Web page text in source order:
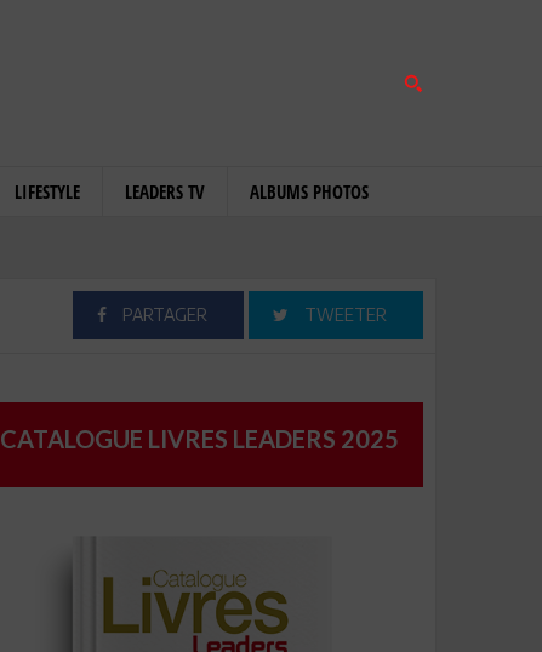
LIFESTYLE LEADERS TV ALBUMS PHOTOS
PARTAGER TWEETER
CATALOGUE LIVRES LEADERS 2025